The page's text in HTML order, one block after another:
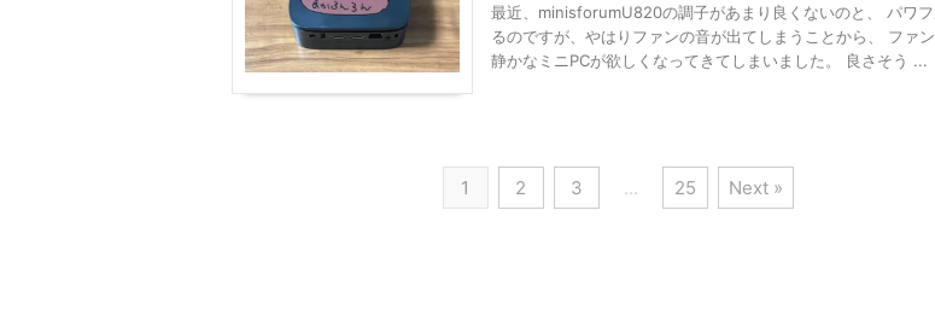
最近、minisforumU820の調子があまり良くないのと、 パワ
るのですが、やはりファンの音が出てしまうことから、 ファ
静かなミニPCが欲しくなってきてしまいました。 良さそう ...
1 2 3 … 25 Next »